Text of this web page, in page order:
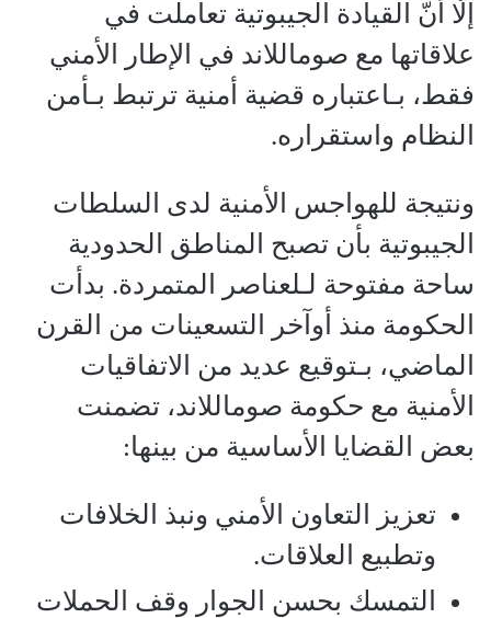
إلّا أنّ القيادة الجيبوتية تعاملت في
علاقاتها مع صوماللاند في الإطار الأمني
فقط، بـاعتباره قضية أمنية ترتبط بـأمن
النظام واستقراره.
ونتيجة للهواجس الأمنية لدى السلطات
الجيبوتية بأن تصبح المناطق الحدودية
ساحة مفتوحة لـلعناصر المتمردة. بدأت
الحكومة منذ أوآخر التسعينات من القرن
الماضي، بـتوقيع عديد من الاتفاقيات
الأمنية مع حكومة صوماللاند، تضمنت
بعض القضايا الأساسية من بينها:
تعزيز التعاون الأمني ونبذ الخلافات
وتطبيع العلاقات.
التمسك بحسن الجوار وقف الحملات